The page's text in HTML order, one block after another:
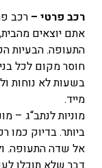
רכב פרטי – רכב
אתם יוצאים
התעופה. הבעיות
חוסר מקום לכל
בשעות לא נוחות
מייד.
מוניות לנתב“ג –
ביותר. בדיוק כמו
אל שדה התעופה.